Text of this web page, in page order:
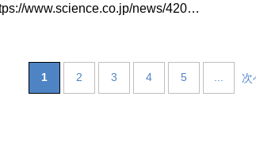
www.science.co.jp/news/420…
1 2 3 4 5 次